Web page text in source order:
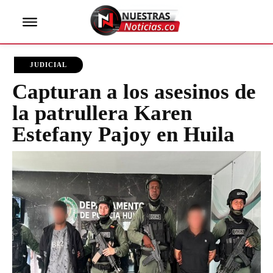
JUDICIAL
Capturan a los asesinos de
la patrullera Karen
Estefany Pajoy en Huila